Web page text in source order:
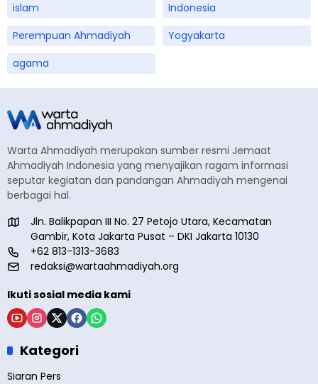
islam
Indonesia
Perempuan Ahmadiyah
Yogyakarta
agama
Warta Ahmadiyah merupakan sumber resmi Jemaat
Ahmadiyah Indonesia yang menyajikan ragam informasi
seputar kegiatan dan pandangan Ahmadiyah mengenai
berbagai hal.
Jln. Balikpapan III No. 27 Petojo Utara, Kecamatan
Gambir, Kota Jakarta Pusat – DKI Jakarta 10130
+62 813-1313-3683
redaksi@wartaahmadiyah.org
Ikuti sosial media kami
Kategori
Siaran Pers